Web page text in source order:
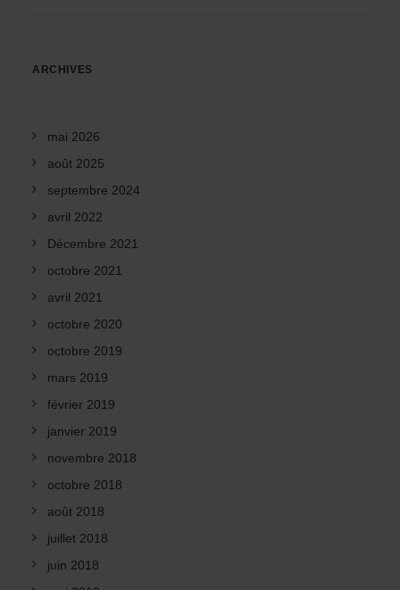
ARCHIVES
mai 2026
août 2025
septembre 2024
avril 2022
Décembre 2021
octobre 2021
avril 2021
octobre 2020
octobre 2019
mars 2019
février 2019
janvier 2019
novembre 2018
octobre 2018
août 2018
juillet 2018
juin 2018